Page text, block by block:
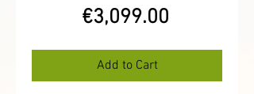
€3,099.00Price
Add to Cart